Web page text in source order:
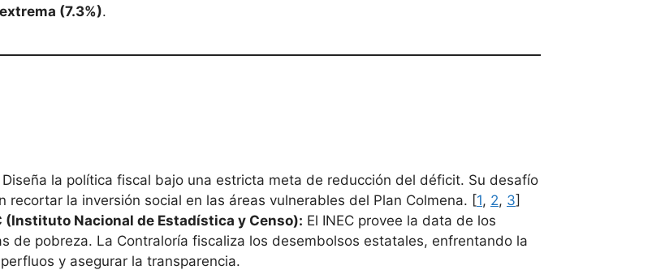
(7.3%).
Diseña la política fiscal bajo una estricta meta de reducción del déficit. Su desafío
la inversión social en las áreas vulnerables del Plan Colmena. [1, 2, 3]
(Instituto Nacional de Estadística y Censo): El INEC provee la data de los
de pobreza. La Contraloría fiscaliza los desembolsos estatales, enfrentando la
y asegurar la transparencia.